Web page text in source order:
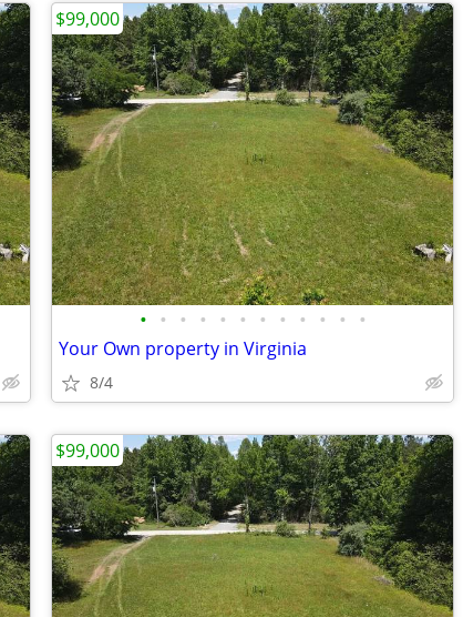
• • • • • • • • • • • •
Your Own property in Virginia
8/4
$99,000
$99,000